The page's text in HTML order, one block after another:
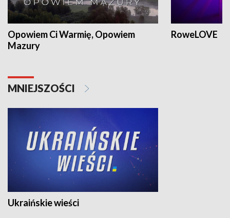
Opowiem Ci Warmię, Opowiem
Mazury
RoweLOVE
MNIEJSZOŚCI
Ukraińskie wieści